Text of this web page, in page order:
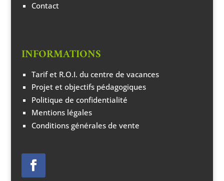
Contact
INFORMATIONS
Tarif et R.O.I. du centre de vacances
Projet et objectifs pédagogiques
Politique de confidentialité
Mentions légales
Conditions générales de vente